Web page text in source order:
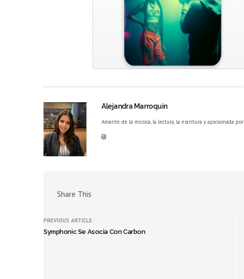
Alejandra Marroquin
Amante de la música, la lectura, la escritura y apasionada
Share This
PREVIOUS ARTICLE
Symphonic Se Asocia Con Carbon